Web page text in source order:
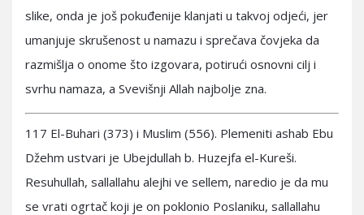
slike, onda je još pokuđenije klanjati u takvoj odjeći, jer
umanjuje skrušenost u namazu i sprečava čovjeka da
razmišlja o onome što izgovara, potirući osnovni cilj i
svrhu namaza, a Svevišnji Allah najbolje zna.
117 El-Buhari (373) i Muslim (556). Plemeniti ashab Ebu
Džehm ustvari je Ubejdullah b. Huzejfa el-Kureši.
Resuhullah, sallallahu alejhi ve sellem, naredio je da mu
se vrati ogrtač koji je on poklonio Poslaniku, sallallahu